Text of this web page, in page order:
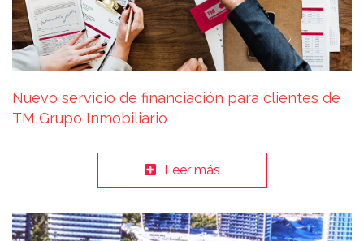
Nuevo servicio de financiación para clientes de
TM Grupo Inmobiliario
Leer más